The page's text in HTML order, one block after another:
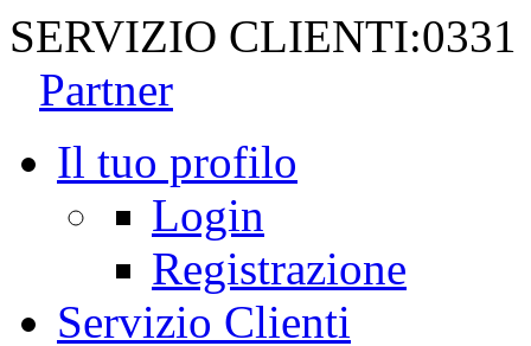
SERVIZIO CLIENTI:0331
Partner
Il tuo profilo
Login
Registrazione
Servizio Clienti